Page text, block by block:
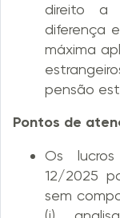
direito a
diferença
máxima
pensão
Pontos de
Os
12/2025
sem